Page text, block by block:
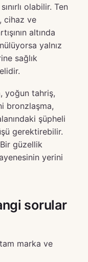
olabilir. Ten
cihaz ve
altında
yalnız
sağlık
yoğun tahriş,
bronzlaşma,
şüpheli
gerektirebilir.
güzellik
yerini
sorular
marka ve